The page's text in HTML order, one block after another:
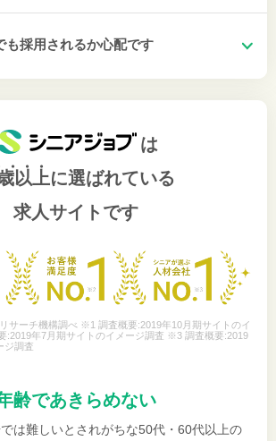
も採用されるか心配です
は
以上に選ばれている
求人サイトです
サーチ機構調べ ※1 調査概要:2019年10月期サイトのイ
:2019年7月期サイトのイメージ調査 ※3 調査概要:2019
ジ調査
齢であきらめない
は難しいとされがちな50代・60代以上の